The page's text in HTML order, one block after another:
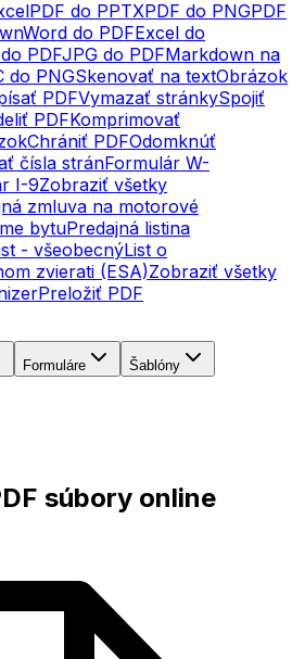
PDF do PPTXPDF do PNGPDF
Word do PDFExcel do
PDFJPG do PDFMarkdown na
do PNGSkenovať na textObrázok
PDFVymazať stránkySpojiť
PDFKomprimovať
Chrániť PDFOdomknúť
čísla stránFormulár W-
I-9Zobraziť všetky
zmluva na motorové
bytuPredajná listina
- všeobecnýList o
zvierati (ESA)Zobraziť všetky
Preložiť PDF
Formuláre Šablóny
súbory online